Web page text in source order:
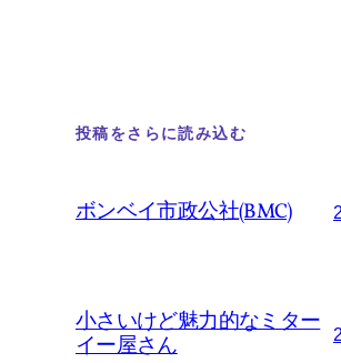
投稿をさらに読み込む
ボンベイ市政公社(BMC)
小さいけど魅力的なミター
イー屋さん